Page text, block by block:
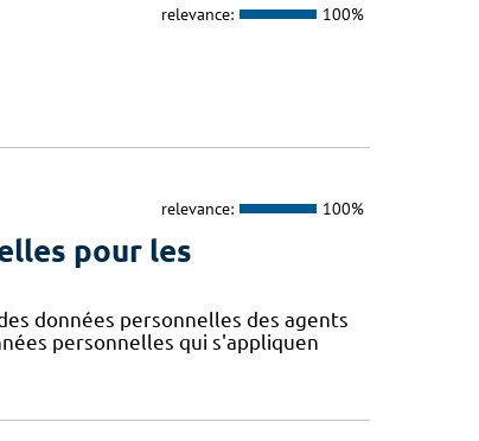
relevance: 100%
relevance: 100%
pour les
données personnelles des agents
personnelles qui s'appliquen